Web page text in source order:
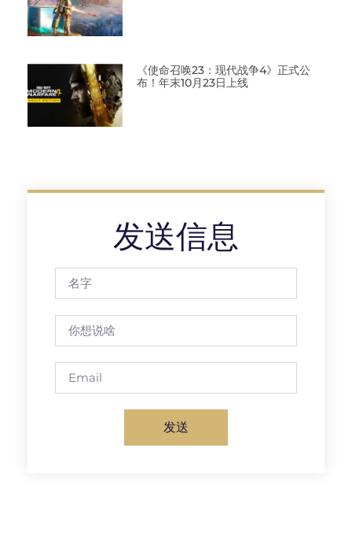
《使命召唤23：现代战争4》正式公
布！年末10月23日上线
发送信息
发送